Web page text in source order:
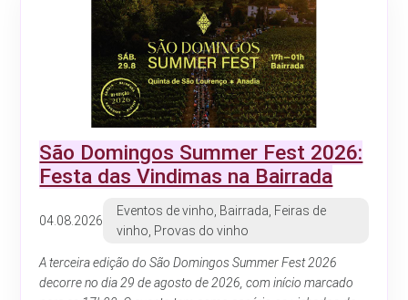
São Domingos Summer Fest 2026:
Festa das Vindimas na Bairrada
04.08.2026
Eventos de vinho, Bairrada, Feiras de
vinho, Provas do vinho
A terceira edição do São Domingos Summer Fest 2026
decorre no dia 29 de agosto de 2026, com início marcado